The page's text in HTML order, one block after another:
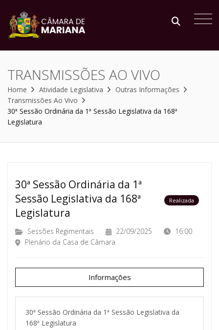
TRANSMISSÕES AO VIVO
Home Atividade Legislativa
Outras Informações
Transmissões Ao Vivo
30ª Sessão Ordinária da 1ª Sessão Legislativa da 168ª
Legislatura
30ª Sessão Ordinária da 1ª
Sessão Legislativa da 168ª
Legislatura
Realizada
Sessões Regimentais 22/09/2025
16:00
Plenário da Casa de Câmara
Informações
30ª Sessão Ordinária da 1ª Sessão Legislativa da
168ª Legislatura